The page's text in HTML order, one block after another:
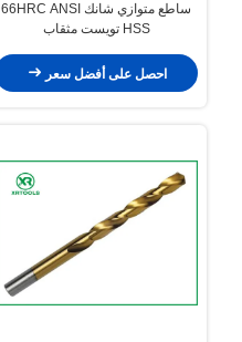
ساطع متوازي شانك 66HRC ANSI
HSS تويست مثقاب
احصل على أفضل سعر